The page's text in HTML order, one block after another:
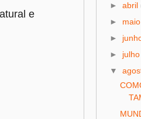
e
► abril
► maio
►
► julho
▼